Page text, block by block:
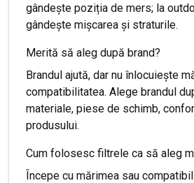
gândește poziția de mers; la
gândește mișcarea și straturile.
Merită să aleg după brand?
Brandul ajută, dar nu înlocuiește
compatibilitatea. Alege brandul
materiale, piese de schimb,
produsului.
Cum folosesc filtrele ca să aleg
Începe cu mărimea sau